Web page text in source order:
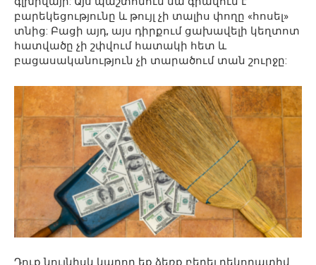
բարեկեցությունը և թույլ չի տալիս փողը «հոսել»
տնից: Բացի այդ, այս դիրքում ցախավելի կեղտոտ
հատվածը չի շփվում հատակի հետ և
բացասականություն չի տարածում տան շուրջը:
Դուք նույնիսկ կարող եք ձեռք բերել դեկորատիվ